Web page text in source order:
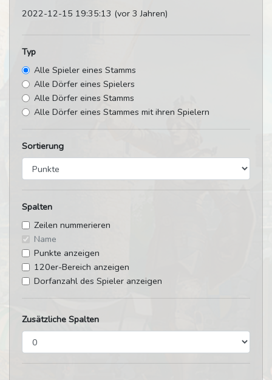
2022-12-15 19:35:13 (vor 3 Jahren)
Typ
Alle Spieler eines Stamms
Alle Dörfer eines Spielers
Alle Dörfer eines Stamms
Alle Dörfer eines Stammes mit ihren Spielern
Sortierung
Spalten
Zeilen nummerieren
Name
Punkte anzeigen
120er-Bereich anzeigen
Dorfanzahl des Spieler anzeigen
Zusätzliche Spalten